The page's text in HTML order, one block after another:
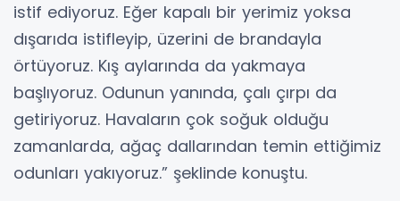
istif ediyoruz. Eğer kapalı bir yerimiz yoksa
dışarıda istifleyip, üzerini de brandayla
örtüyoruz. Kış aylarında da yakmaya
başlıyoruz. Odunun yanında, çalı çırpı da
getiriyoruz. Havaların çok soğuk olduğu
zamanlarda, ağaç dallarından temin ettiğimiz
odunları yakıyoruz.” şeklinde konuştu.